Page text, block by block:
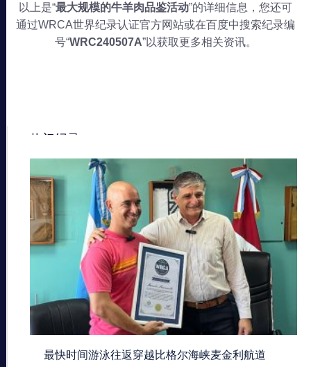
以上是“最大规模的牛羊肉品鉴活动”的详细信息，您还可
通过WRCA世界纪录认证官方网站或在百度中搜索纪录编
号“WRC240507A”以获取更多相关资讯。
热门纪录
最快时间游泳往返穿越比格尔海峡麦金利航道